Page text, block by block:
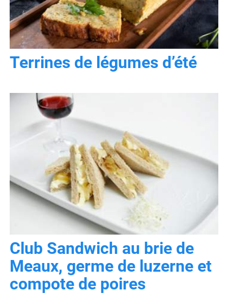
Terrines de légumes d’été
Club Sandwich au brie de
Meaux, germe de luzerne et
compote de poires